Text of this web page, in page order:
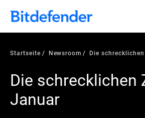
Startseite Newsroom Die
Die schrecklichen
Januar